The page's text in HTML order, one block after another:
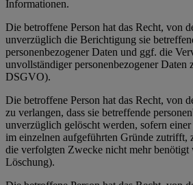
Informationen.
Die betroffene Person hat das Recht, von
unverzüglich die Berichtigung sie
personenbezogener Daten und ggf. die
unvollständiger personenbezogener Daten
DSGVO).
Die betroffene Person hat das Recht, von
zu verlangen, dass sie betreffende
unverzüglich gelöscht werden, sofern
im einzelnen aufgeführten Gründe zutrifft,
die verfolgten Zwecke nicht mehr benötigt
Löschung).